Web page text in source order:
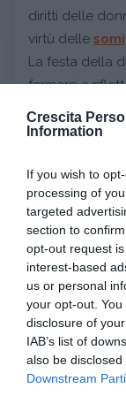
Crescita
Information
If you wish to
processing of
targeted
section to
opt-out request
interest-based
us or personal
your opt-out.
disclosure of
IAB’s list of
also be
Downstream
diritti delle
virtù delle
La festa della
fermarsi a
Fonte
da: RELAZIONI
Ti potrebbe